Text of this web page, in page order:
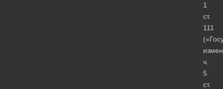
1
ст.
111
ч.
5
ст.